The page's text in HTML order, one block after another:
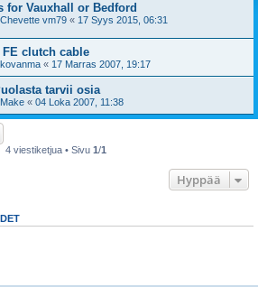
for Vauxhall or Bedford
Chevette vm79 « 17 Syys 2015, 06:31
clutch cable
kovanma « 17 Marras 2007, 19:17
tarvii osia
Make « 04 Loka 2007, 11:38
4 viestiketjua • Sivu 1/1
Hyppää